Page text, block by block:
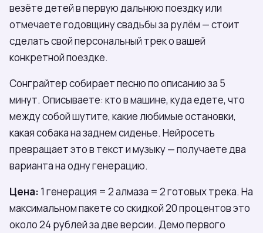
везёте детей в первую дальнюю поездку или
отмечаете годовщину свадьбы за рулём — стоит
сделать свой персональный трек о вашей
конкретной поездке.
Сонграйтер собирает песню по описанию за 5
минут. Описываете: кто в машине, куда едете, что
между собой шутите, какие любимые остановки,
какая собака на заднем сиденье. Нейросеть
превращает это в текст и музыку — получаете два
варианта на одну генерацию.
Цена: 1 генерация = 2 алмаза = 2 готовых трека. На
максимальном пакете со скидкой 20 процентов это
около 24 рублей за две версии. Демо первого